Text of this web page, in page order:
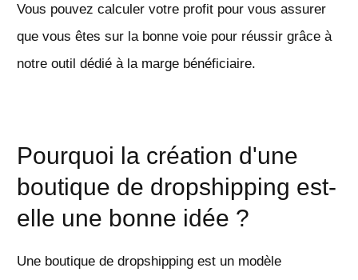
Vous pouvez calculer votre profit pour vous assurer
que vous êtes sur la bonne voie pour réussir grâce à
notre outil dédié à la marge bénéficiaire.
Pourquoi la création d'une
boutique de dropshipping est-
elle une bonne idée ?
Une boutique de dropshipping est un modèle